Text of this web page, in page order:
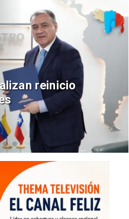
reinicio